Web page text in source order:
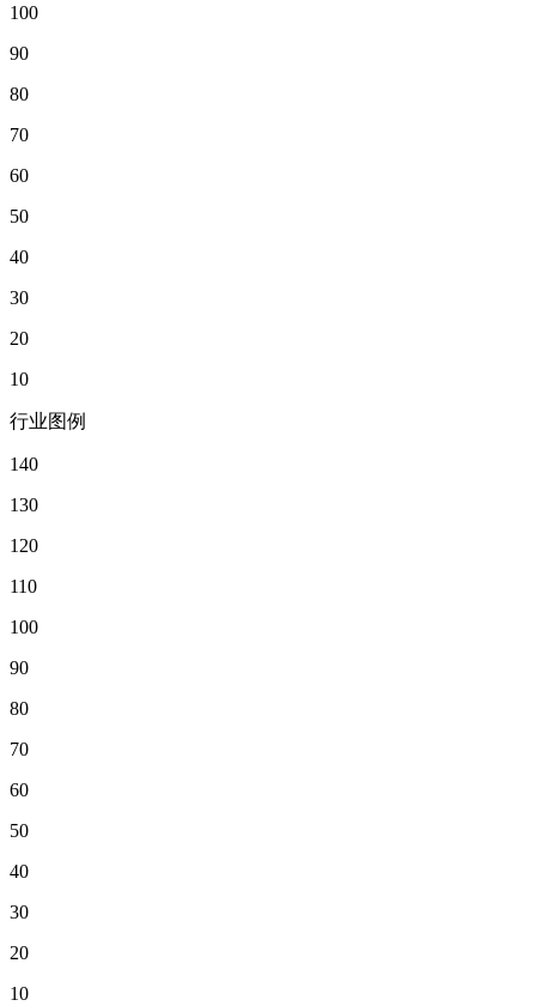
100
90
80
70
60
50
40
30
20
10
行业图例
140
130
120
110
100
90
80
70
60
50
40
30
20
10